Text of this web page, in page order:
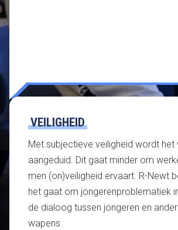
VEILIGHEID
Met subjectieve veiligheid wordt
aangeduid. Dit gaat minder om
men (on)veiligheid ervaart. R-Newt
het gaat om jongerenproblematiek
de dialoog tussen jongeren en
wapens.